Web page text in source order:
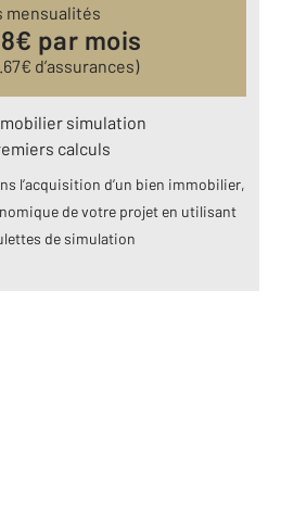
mensualités
€ par mois
€ d’assurances)
simulation
calculs
l’acquisition d’un bien immobilier,
de votre projet en utilisant
de simulation